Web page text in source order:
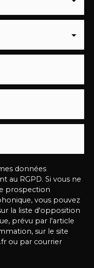
données
au RGPD. Si vous ne
prospection
vous pouvez
la liste d'opposition
prévu par l'article
sur le site
ou par courrier